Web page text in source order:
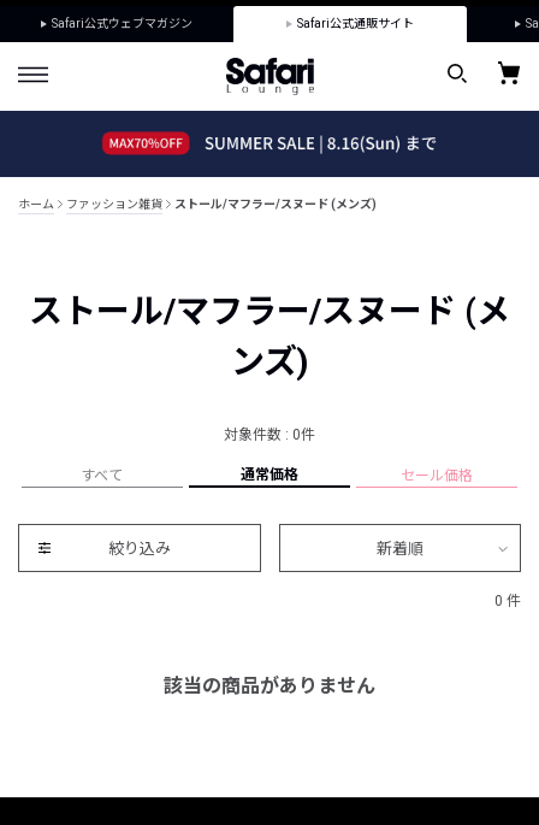
Safari公式ウェブマガジン Safari公式通販サイト
ホーム ファッション雑貨 ストール/マフラー/スヌード (メンズ)
ストール/マフラー/スヌード (メ
ンズ)
対象件数 : 0件
すべて 通常価格 セール価格
絞り込み 新着順
0 件
該当の商品がありません